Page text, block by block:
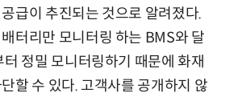
급이 추진되는 것으로 알려졌다.
터리만 모니터링 하는 BMS와 달
정밀 모니터링하기 때문에 화재
할 수 있다. 고객사를 공개하지 않